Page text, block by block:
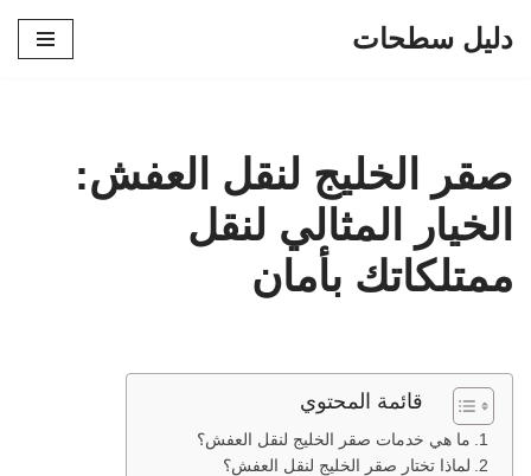
دليل سطحات
صقر الخليج لنقل العفش:
الخيار المثالي لنقل
ممتلكاتك بأمان
قائمة المحتوي
ما هي خدمات صقر الخليج لنقل العفش؟
لماذا تختار صقر الخليج لنقل العفش؟